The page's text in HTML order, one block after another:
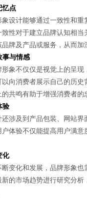
忆点
计能够通过一致性和重
性对于建立品牌认知相
牌及产品或服务，从而加
事与情感
不仅仅是视觉上的呈现
向消费者展示自己的历
共鸣有助于增强消费者的
验
及到产品包装、网站界
体验不仅能提高用户满
化
化和发展，品牌形象也
的市场趋势进行研究分